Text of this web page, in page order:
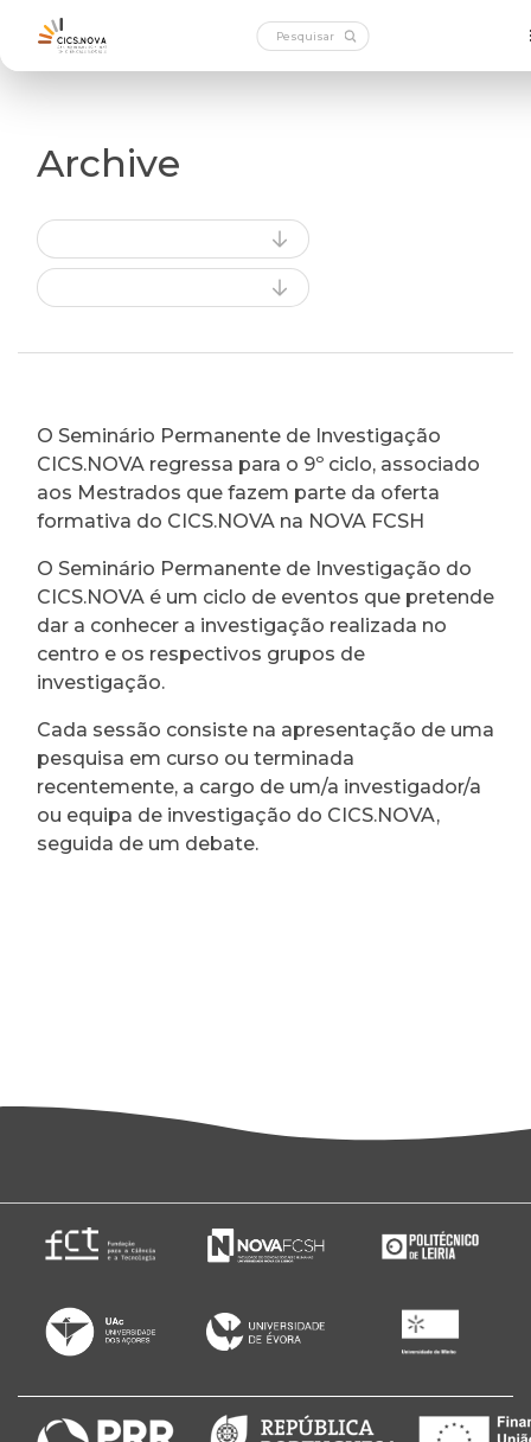
Archive
O Seminário Permanente de Investigação
CICS.NOVA regressa para o 9º ciclo, associado
aos Mestrados que fazem parte da oferta
formativa do CICS.NOVA na NOVA FCSH
O Seminário Permanente de Investigação do
CICS.NOVA é um ciclo de eventos que pretende
dar a conhecer a investigação realizada no
centro e os respectivos grupos de
investigação.
Cada sessão consiste na apresentação de uma
pesquisa em curso ou terminada
recentemente, a cargo de um/a investigador/a
ou equipa de investigação do CICS.NOVA,
seguida de um debate.